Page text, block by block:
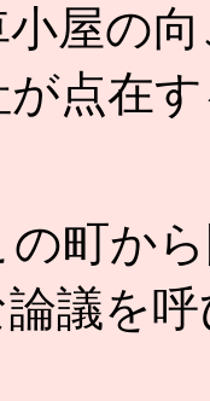
屋の
点在
町か
議を